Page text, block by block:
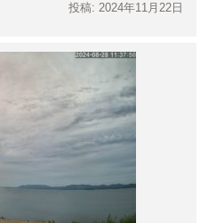
投稿: 2024年11月22日